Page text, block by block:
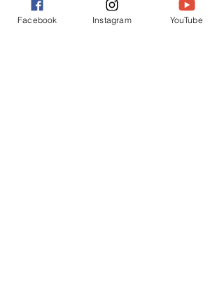
"não verdade", é entrar no
Mistério de Bafometo... Esta
Facebook Instagram YouTube